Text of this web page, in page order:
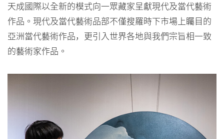
天成國際以全新的模式向一眾藏家呈獻現代及當代藝術
作品。現代及當代藝術品部不僅搜羅時下市場上矚目的
亞洲當代藝術作品，更引入世界各地與我們宗旨相一致
的藝術家作品。